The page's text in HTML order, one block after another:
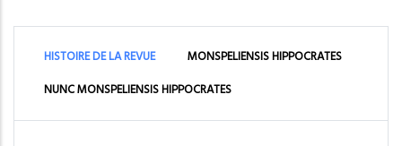
HISTOIRE DE LA REVUE
MONSPELIENSIS HIPPOCRATES
NUNC MONSPELIENSIS HIPPOCRATES